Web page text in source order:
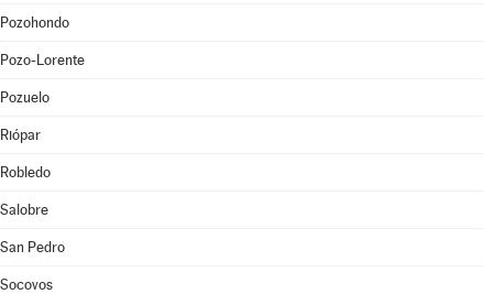
Pozohondo
Pozo-Lorente
Pozuelo
Riópar
Robledo
Salobre
San Pedro
Socovos